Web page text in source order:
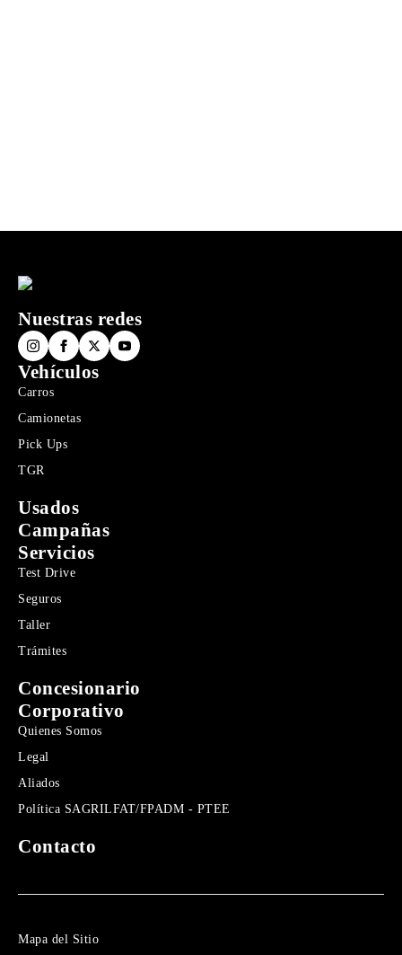
Nuestras redes
Vehículos
Carros
Camionetas
Pick Ups
TGR
Usados
Campañas
Servicios
Test Drive
Seguros
Taller
Trámites
Concesionario
Corporativo
Quienes Somos
Legal
Aliados
Política SAGRILFAT/FPADM - PTEE
Contacto
Mapa del Sitio